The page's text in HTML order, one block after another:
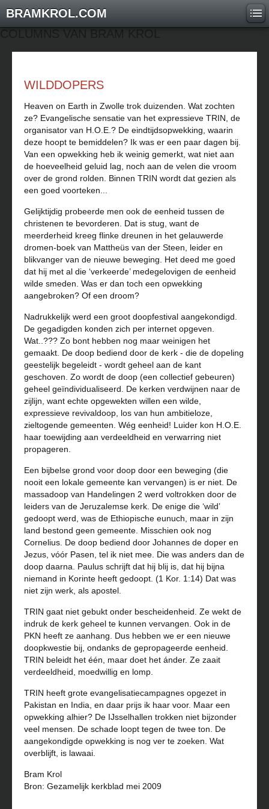
BRAMKROL.COM
WILDDOPERS
Heaven on Earth in Zwolle trok duizenden. Wat zochten
ze? Evangelische sensatie van het expressieve TRIN, de
organisator van H.O.E.? De eindtijdsopwekking, waarin
deze hoopt te bemiddelen? Ik was er een paar dagen bij.
Van een opwekking heb ik weinig gemerkt, wat niet aan
de hoeveelheid geluid lag, noch aan de velen die vroom
over de grond rolden. Binnen TRIN wordt dat gezien als
een goed voorteken...
Gelijktijdig probeerde men ook de eenheid tussen de
christenen te bevorderen. Dat is stug, want de
meerderheid kreeg flinke dreunen in het gelauwerde
dromen-boek van Mattheüs van der Steen, leider en
blikvanger van de nieuwe beweging. Het deed me goed
dat hij met al die ‘verkeerde’ medegelovigen de eenheid
wilde smeden. Was er dan toch een opwekking
aangebroken? Of een droom?
Nadrukkelijk werd een groot doopfestival aangekondigd.
De gegadigden konden zich per internet opgeven.
Wat..??? Zo bont hebben nog maar weinigen het
gemaakt. De doop bediend door de kerk - die de dopeling
geestelijk begeleidt - wordt geheel aan de kant
geschoven. Zo wordt de doop (een collectief gebeuren)
geheel geïndividualiseerd. De kerken verdwijnen naar de
zijlijn, want echte opgewekten willen een wilde,
expressieve revivaldoop, los van hun ambitieloze,
zieltogende gemeenten. Wég eenheid! Luider kon H.O.E.
haar toewijding aan verdeeldheid en verwarring niet
propageren.
Een bijbelse grond voor doop door een beweging (die
nooit een lokale gemeente kan vervangen) is er niet. De
massadoop van Handelingen 2 werd voltrokken door de
leiders van de Jeruzalemse kerk. De enige die ‘wild’
gedoopt werd, was de Ethiopische eunuch, maar in zijn
land bestond geen gemeente. Misschien ook nog
Cornelius. De doop bediend door Johannes de doper en
Jezus, vóór Pasen, tel ik niet mee. Die was anders dan de
doop daarna. Paulus schrijft dat hij blij is, dat hij bijna
niemand in Korinte heeft gedoopt. (1 Kor. 1:14) Dat was
niet zijn werk, als apostel.
TRIN gaat niet gebukt onder bescheidenheid. Ze wekt de
indruk de kerk geheel te kunnen vervangen. Ook in de
PKN heeft ze aanhang. Dus hebben we er een nieuwe
doopkwestie bij, ondanks de gepropageerde eenheid.
TRIN beleidt het één, maar doet het ánder. Ze zaait
verdeeldheid, moedwillig en lomp.
TRIN heeft grote evangelisatiecampagnes opgezet in
Pakistan en India, en daar prijs ik haar voor. Maar een
opwekking alhier? De IJsselhallen trokken niet bijzonder
veel mensen. De schade loopt tegen de twee ton. De
aangekondigde opwekking is nog ver te zoeken. Wat
overblijft, is lawaai.
Bram Krol
Bron: Gezamelijk kerkblad mei 2009